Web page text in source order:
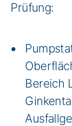
Prüfung:
Bereich